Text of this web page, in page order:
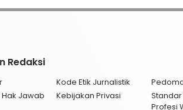
Redaksi
Kode Etik Jurnalistik
Jawab
Kebijakan Privasi
Profesi